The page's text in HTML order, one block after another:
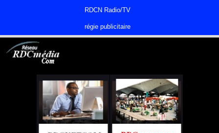
RDCN Radio/TV
régie publicitaire